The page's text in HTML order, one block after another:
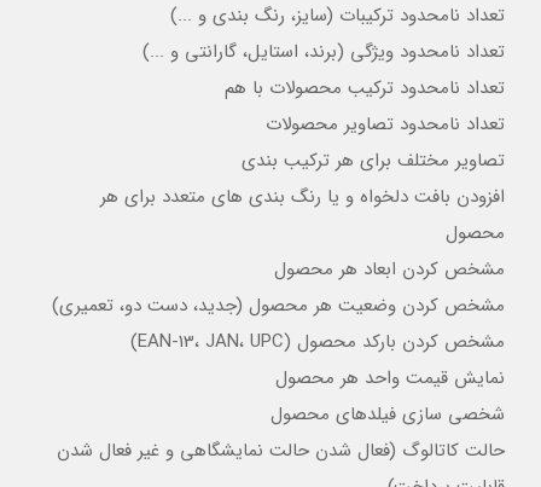
تعداد نامحدود ترکیبات (سایز، رنگ بندی و ...)
تعداد نامحدود ویژگی (برند، استایل، گارانتی و ...)
تعداد نامحدود ترکیب محصولات با هم
تعداد نامحدود تصاویر محصولات
تصاویر مختلف برای هر ترکیب بندی
افزودن بافت دلخواه و یا رنگ بندی های متعدد برای هر
محصول
مشخص کردن ابعاد هر محصول
مشخص کردن وضعیت هر محصول (جدید، دست دو، تعمیری)
مشخص کردن بارکد محصول (EAN-13، JAN، UPC)
نمایش قیمت واحد هر محصول
شخصی سازی فیلدهای محصول
حالت کاتالوگ (فعال شدن حالت نمایشگاهی و غیر فعال شدن